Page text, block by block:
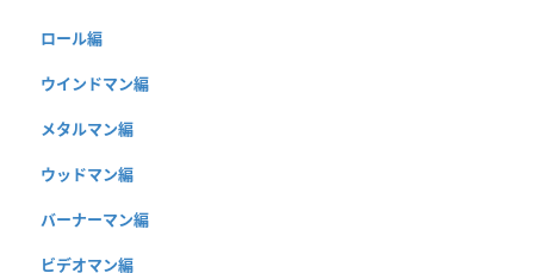
ロール編
ウインドマン編
メタルマン編
ウッドマン編
バーナーマン編
ビデオマン編